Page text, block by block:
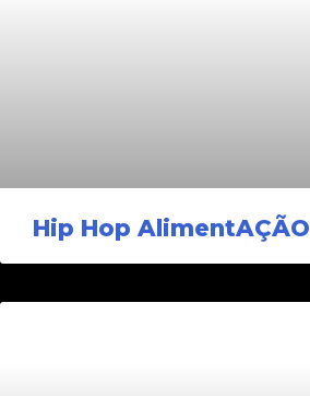
Hip Hop AlimentAÇÃO